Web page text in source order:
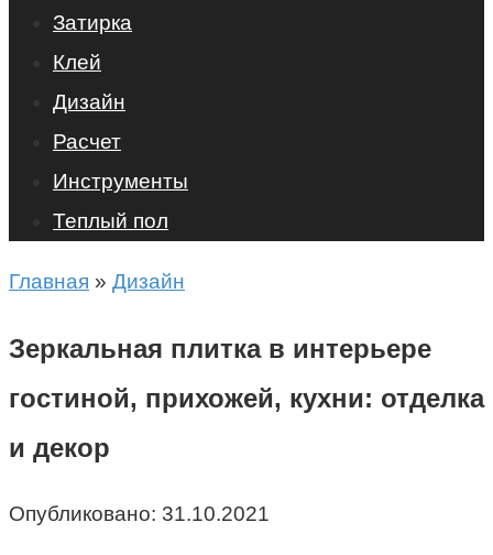
Затирка
Клей
Дизайн
Расчет
Инструменты
Теплый пол
Главная » Дизайн
Зеркальная плитка в интерьере
гостиной, прихожей, кухни: отделка
и декор
Опубликовано: 31.10.2021